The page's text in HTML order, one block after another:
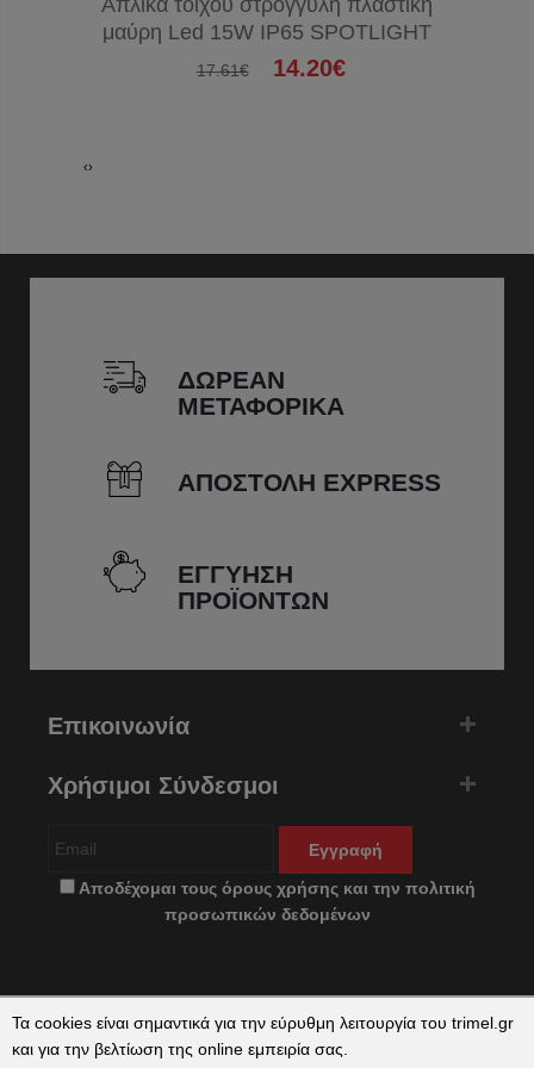
μαύρη Led 15W IP65 SPOTLIGHT
17.61€ 14.20€
‹›
ΔΩΡΕΑΝ
ΜΕΤΑΦΟΡΙΚΑ
ΑΠΟΣΤΟΛΗ EXPRESS
ΕΓΓΥΗΣΗ
ΠΡΟΪΟΝΤΩΝ
Επικοινωνία
Χρήσιμοι Σύνδεσμοι
Εγγραφή
Αποδέχομαι τους όρους χρήσης και την πολιτική
προσωπικών δεδομένων
Τα cookies είναι σημαντικά για την εύρυθμη λειτουργία του trimel.gr
και για την βελτίωση της online εμπειρία σας.